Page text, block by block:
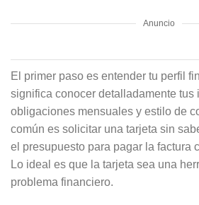
Anuncio
El primer paso es entender tu perfil
significa conocer detalladamente tus
obligaciones mensuales y estilo de
común es solicitar una tarjeta sin
el presupuesto para pagar la factura
Lo ideal es que la tarjeta sea una
problema financiero.